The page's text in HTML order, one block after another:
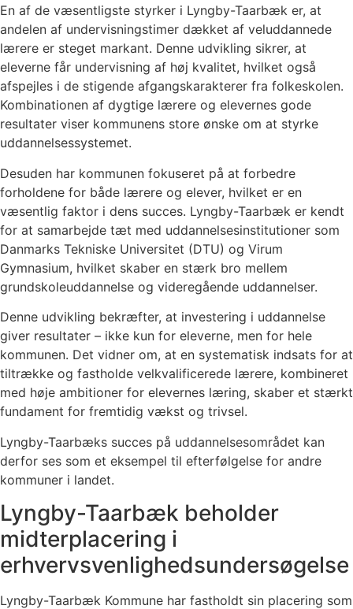
En af de væsentligste styrker i Lyngby-Taarbæk er, at
andelen af undervisningstimer dækket af veluddannede
lærere er steget markant. Denne udvikling sikrer, at
eleverne får undervisning af høj kvalitet, hvilket også
afspejles i de stigende afgangskarakterer fra folkeskolen.
Kombinationen af dygtige lærere og elevernes gode
resultater viser kommunens store ønske om at styrke
uddannelsessystemet.
Desuden har kommunen fokuseret på at forbedre
forholdene for både lærere og elever, hvilket er en
væsentlig faktor i dens succes. Lyngby-Taarbæk er kendt
for at samarbejde tæt med uddannelsesinstitutioner som
Danmarks Tekniske Universitet (DTU) og Virum
Gymnasium, hvilket skaber en stærk bro mellem
grundskoleuddannelse og videregående uddannelser.
Denne udvikling bekræfter, at investering i uddannelse
giver resultater – ikke kun for eleverne, men for hele
kommunen. Det vidner om, at en systematisk indsats for at
tiltrække og fastholde velkvalificerede lærere, kombineret
med høje ambitioner for elevernes læring, skaber et stærkt
fundament for fremtidig vækst og trivsel.
Lyngby-Taarbæks succes på uddannelsesområdet kan
derfor ses som et eksempel til efterfølgelse for andre
kommuner i landet.
Lyngby-Taarbæk beholder
midterplacering i
erhvervsvenlighedsundersøgelse
Lyngby-Taarbæk Kommune har fastholdt sin placering som